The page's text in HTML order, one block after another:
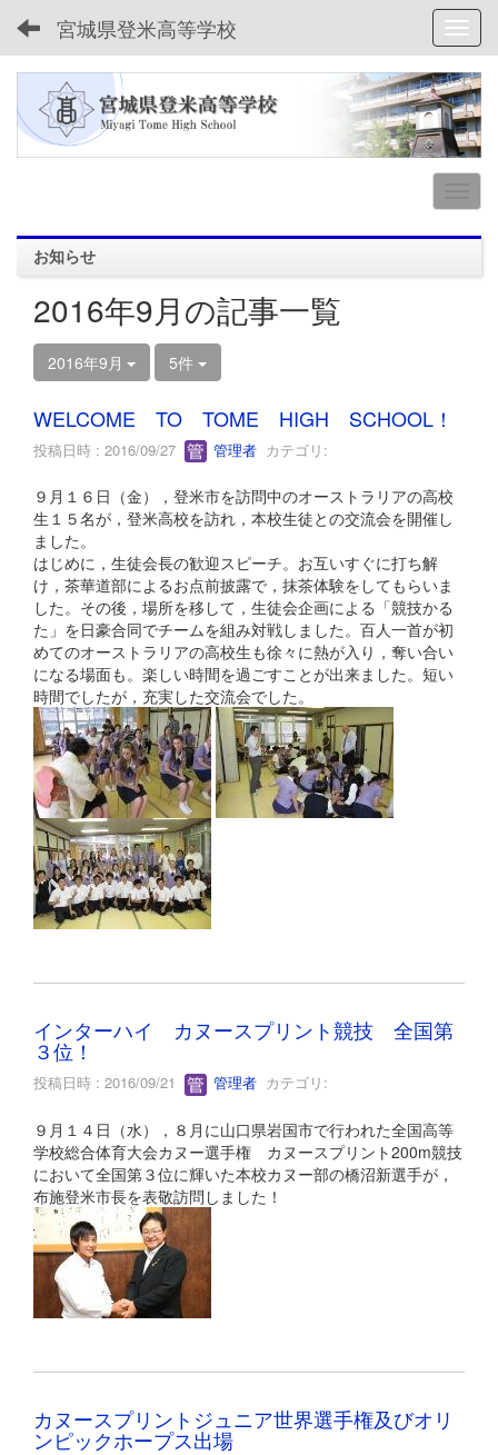
宮城県登米高等学校
お知らせ
2016年9月の記事一覧
2016年9月 5件
WELCOME TO TOME HIGH SCHOOL！
投稿日時 : 2016/09/27 管理者 カテゴリ:
９月１６日（金），登米市を訪問中のオーストラリアの高校
生１５名が，登米高校を訪れ，本校生徒との交流会を開催し
ました。
はじめに，生徒会長の歓迎スピーチ。お互いすぐに打ち解
け，茶華道部によるお点前披露で，抹茶体験をしてもらいま
した。その後，場所を移して，生徒会企画による「競技かる
た」を日豪合同でチームを組み対戦しました。百人一首が初
めてのオーストラリアの高校生も徐々に熱が入り，奪い合い
になる場面も。楽しい時間を過ごすことが出来ました。短い
時間でしたが，充実した交流会でした。
インターハイ カヌースプリント競技 全国第
３位！
投稿日時 : 2016/09/21 管理者 カテゴリ:
９月１４日（水），８月に山口県岩国市で行われた全国高等
学校総合体育大会カヌー選手権 カヌースプリント200m競技
において全国第３位に輝いた本校カヌー部の橋沼新選手が，
布施登米市長を表敬訪問しました！
カヌースプリントジュニア世界選手権及びオリ
ンピックホープス出場